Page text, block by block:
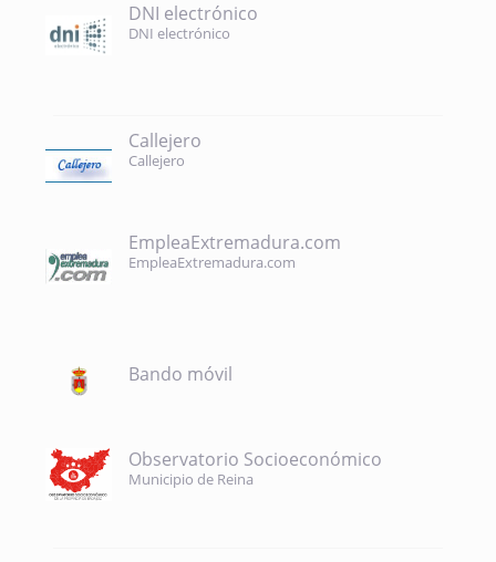
DNI electrónico
DNI electrónico
Callejero
Callejero
EmpleaExtremadura.com
EmpleaExtremadura.com
Bando móvil
Observatorio Socioeconómico
Municipio de Reina